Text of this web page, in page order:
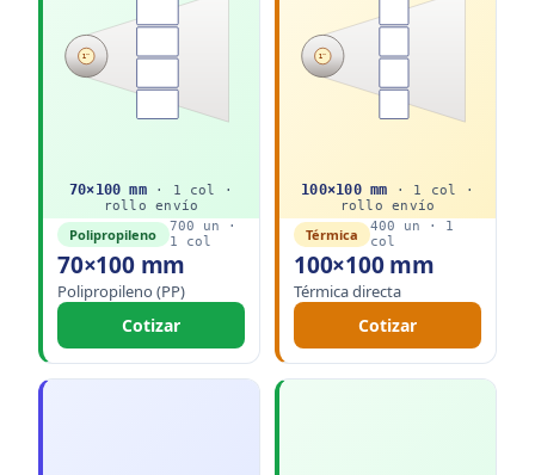
1"
70×100 mm· 1 col ·
rolloenvío
Polipropileno 700 un ·
1 col
70×100 mm
Polipropileno (PP)
Cotizar
1"
100×100mm · 1
col ·
rolloenvío
Térmica 400 un · 1
col
100×100 mm
Térmica directa
Cotizar